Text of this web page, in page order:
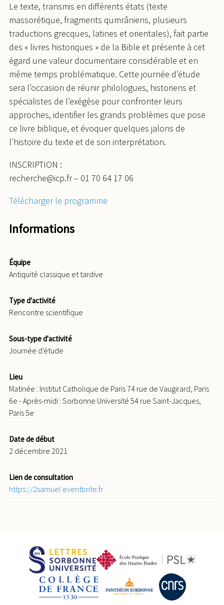
Le texte, transmis en différents états (texte
massorétique, fragments qumrâniens, plusieurs
traductions grecques, latines et orientales), fait partie
des « livres historiques » de la Bible et présente à cet
égard une valeur documentaire considérable et en
même temps problématique. Cette journée d’étude
sera l’occasion de réunir philologues, historiens et
spécialistes de l’exégèse pour confronter leurs
approches, identifier les grands problèmes que pose
ce livre biblique, et évoquer quelques jalons de
l’histoire du texte et de son interprétation.
INSCRIPTION :
recherche@icp.fr – 01 70 64 17 06
Télécharger le programme
Informations
Équipe
Antiquité classique et tardive
Type d'activité
Rencontre scientifique
Sous-type d'activité
Journée d'étude
Lieu
Matinée : Institut Catholique de Paris 74 rue de Vaugirard, Paris
6e - Après-midi : Sorbonne Université 54 rue Saint-Jacques,
Paris 5e
Date de début
2 décembre 2021
Lien de consultation
https://2samuel.eventbrite.fr